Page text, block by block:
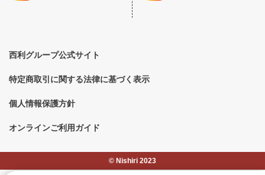
西利グループ公式サイト
特定商取引に関する法律に基づく表示
個人情報保護方針
オンラインご利用ガイド
©︎ Nishiri 2023